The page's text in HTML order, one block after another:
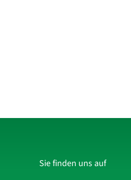
Sie finden uns auf